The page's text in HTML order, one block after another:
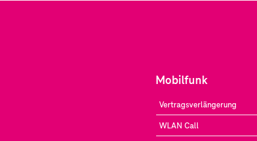
Mobilfunk
Vertragsverlängerung
WLAN Call